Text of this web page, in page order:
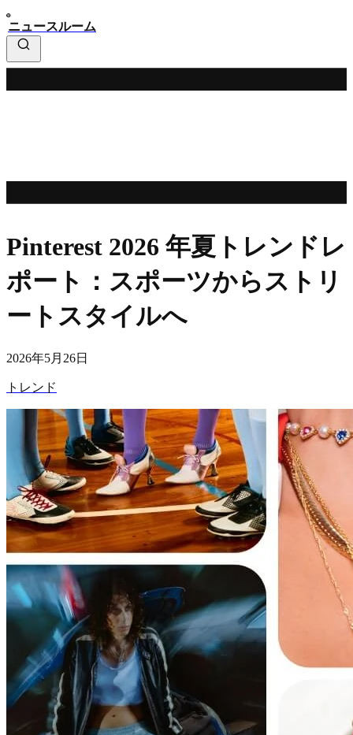
ニュースルーム
Pinterest 2026 年夏トレンドレ
ポート：スポーツからストリ
ートスタイルへ
2026年5月26日
トレンド